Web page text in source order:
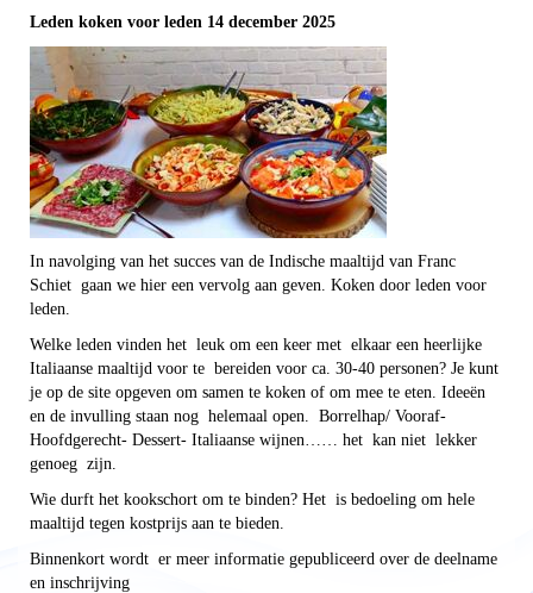
Leden koken voor leden 14 december 2025
In navolging van het succes van de Indische maaltijd van Franc
Schiet gaan we hier een vervolg aan geven. Koken door leden voor
leden.
Welke leden vinden het leuk om een keer met elkaar een heerlijke
Italiaanse maaltijd voor te bereiden voor ca. 30-40 personen? Je kunt
je op de site opgeven om samen te koken of om mee te eten. Ideeën
en de invulling staan nog helemaal open. Borrelhap/ Vooraf-
Hoofdgerecht- Dessert- Italiaanse wijnen…… het kan niet lekker
genoeg zijn.
Wie durft het kookschort om te binden? Het is bedoeling om hele
maaltijd tegen kostprijs aan te bieden.
Binnenkort wordt er meer informatie gepubliceerd over de deelname
en inschrijving